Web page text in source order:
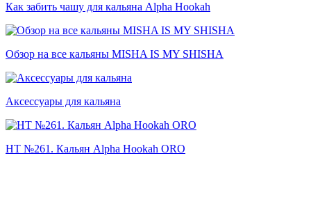
Как забить чашу для кальяна Alpha Hookah
Обзор на все кальяны MISHA IS MY SHISHA
Аксессуары для кальяна
HT №261. Кальян Alpha Hookah ORO